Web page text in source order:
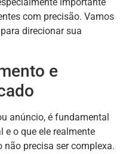
com precisão. Vamos
direcionar sua
e
anúncio, é fundamental
e o que ele realmente
não precisa ser complexa.